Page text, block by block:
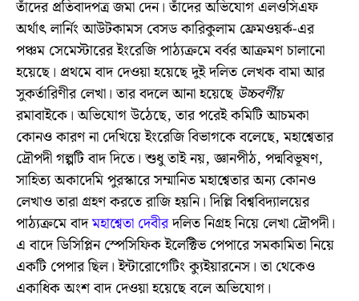
তাঁদের প্রতিবাদপত্র জমা দেন। তাঁদের অভিযোগ এলওসিএফ
অর্থাৎ লার্নিং‌ আউটকামস বেসড কারিকুলাম ফ্রেমওয়র্ক-এর
পঞ্চম সেমেস্টারের ইংরেজি পাঠ্যক্রমে বর্বর আক্রমণ চালানো
হয়েছে। প্রথমে বাদ দেওয়া হয়েছে দুই দলিত লেখক বামা আর
সুকর্তারিণীর লেখা। তার বদলে আনা হয়েছে উচ্চবর্ণীয়
রমাবাইকে। অভিযোগ উঠেছে, তার পরেই কমিটি আচমকা
কোনও কারণ না দেখিয়ে ইংরেজি বিভাগকে বলেছে, মহাশ্বেতার
দ্রৌপদী গল্পটি বাদ দিতে। শুধু তাই নয়, জ্ঞানপীঠ, পদ্মবিভূষণ,
সাহিত্য অকাদেমি পুরস্কারে সম্মানিত মহাশ্বেতার অন্য কোনও
লেখাও তারা গ্রহণ করতে রাজি হয়নি। দিল্লি বিশ্ববিদ্যালয়ের
পাঠ্যক্রমে বাদমহাশ্বেতা দেবীরদলিত নিগ্রহ নিয়ে লেখা দ্রৌপদী।
এ বাদে ডিসিপ্লিন স্পেসিফিক ইলেক্টিভ পেপারে সমকামিতা নিয়ে
একটি পেপার ছিল। ইন্টারোগেটিং ক্যুইয়ারনেস। তা থেকেও
একাধিক অংশ বাদ দেওয়া হয়েছে বলে অভিযোগ।